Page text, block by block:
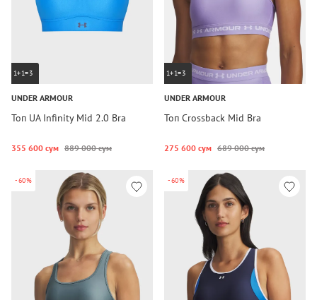
1+1=3
UNDER ARMOUR
Топ UA Infinity Mid 2.0 Bra
355 600 сум 889 000 сум
1+1=3
UNDER ARMOUR
Топ Crossback Mid Bra
275 600 сум 689 000 сум
-60% -60%